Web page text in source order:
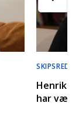
Henrik
har vært